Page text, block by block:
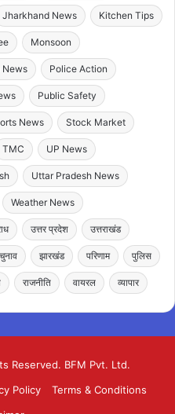
Jharkhand News Kitchen Tips
Monsoon
News Police Action
Public Safety
News Stock Market
TMC UP News
Uttar Pradesh News
Weather News
उत्तर प्रदेश उत्तराखंड
चुनाव झारखंड परिणाम पुलिस
राजनीति वायरल व्यापार
Reserved. BFM Pvt. Ltd.
Policy
Terms & Conditions